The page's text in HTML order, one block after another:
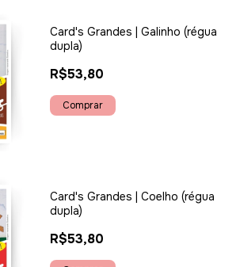
Card's Grandes | Galinho (régua
dupla)
R$53,80
Card's Grandes | Coelho (régua
dupla)
R$53,80